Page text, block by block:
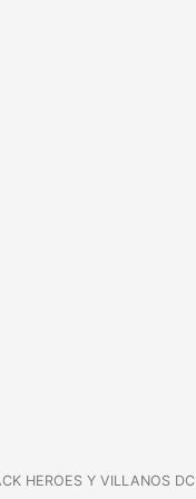
HEROES Y VILLANOS DC